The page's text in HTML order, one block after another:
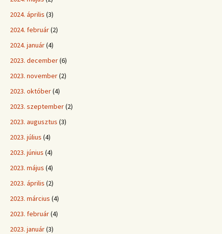
2024. április (3)
2024. február(2)
2024. január(4)
2023. december(6)
2023. november(2)
2023. október(4)
2023. szeptember(2)
2023. augusztus (3)
2023. július (4)
2023. június (4)
2023. május (4)
2023. április (2)
2023. március (4)
2023. február(4)
2023. január(3)